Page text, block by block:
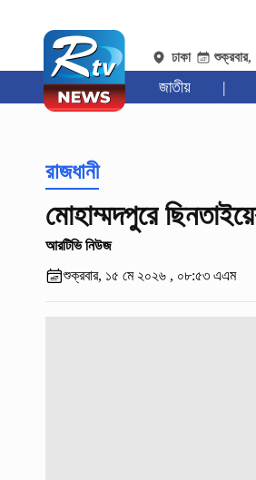
ঢাকা
জাতীয় |
রাজধানী
মোহাম্মদপুরে
আরটিভি নিউজ
শুক্রবার, ১৫ মে ২০২৬ , ০৮:৫৩ এএম